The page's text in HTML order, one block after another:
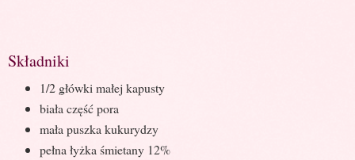
Składniki
1/2 główki małej kapusty
biała część pora
mała puszka kukurydzy
pełna łyżka śmietany 12%